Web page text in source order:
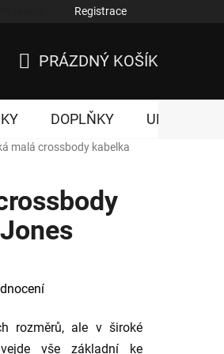
Registrace
KOŠÍK
PRÁZDNÝ KOŠÍK
DOPLŇKY UNISEX
malá crossbody kabelka
rozměrů, ale v široké
vše základní ke